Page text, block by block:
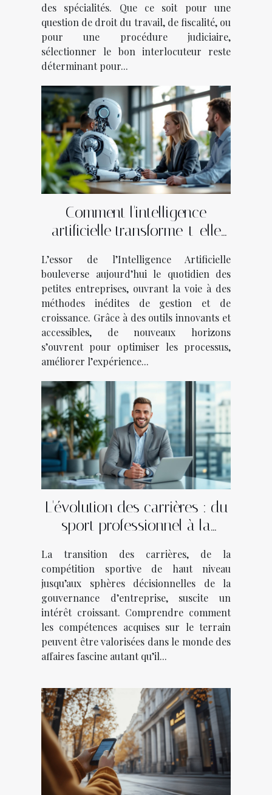
des spécialités. Que ce soit pour une
question de droit du travail, de fiscalité, ou
pour une procédure judiciaire,
sélectionner le bon interlocuteur reste
déterminant pour...
Comment l'intelligence
artificielle transforme-t-elle
L’essor de l’Intelligence Artificielle
bouleverse aujourd’hui le quotidien des
petites entreprises, ouvrant la voie à des
méthodes inédites de gestion et de
croissance. Grâce à des outils innovants et
accessibles, de nouveaux horizons
s’ouvrent pour optimiser les processus,
améliorer l’expérience...
L'évolution des carrières : du
sport professionnel à la
La transition des carrières, de la
compétition sportive de haut niveau
jusqu’aux sphères décisionnelles de la
gouvernance d’entreprise, suscite un
intérêt croissant. Comprendre comment
les compétences acquises sur le terrain
peuvent être valorisées dans le monde des
affaires fascine autant qu’il...